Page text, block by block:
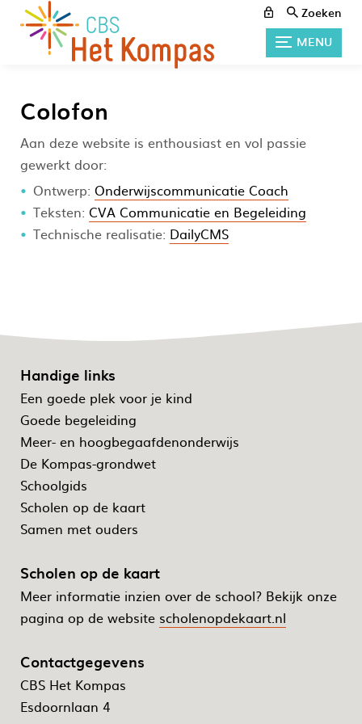
Zoeken
MENU
Colofon
Aan deze website is enthousiast en vol passie
gewerkt door:
Ontwerp: Onderwijscommunicatie Coach
Teksten: CVA Communicatie en Begeleiding
Technische realisatie: DailyCMS
Handige links
Een goede plek voor je kind
Goede begeleiding
Meer- en hoogbegaafdenonderwijs
De Kompas-grondwet
Schoolgids
Scholen op de kaart
Samen met ouders
Scholen op de kaart
Meer informatie inzien over de school? Bekijk onze
pagina op de website scholenopdekaart.nl
Contactgegevens
CBS Het Kompas
Esdoornlaan 4